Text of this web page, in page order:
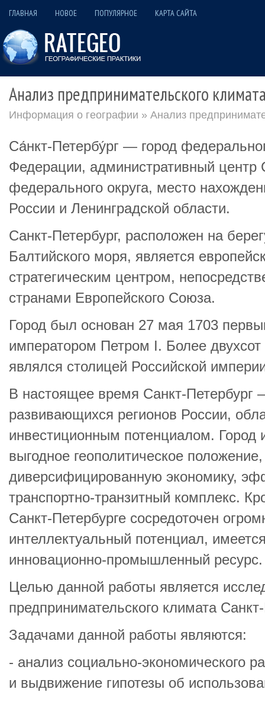
ГЛАВНАЯ НОВОЕ ПОПУЛЯРНОЕ КАРТА САЙТА
Анализ предпринимательского
Информация о географии » Анализ
Са́нкт-Петербу́рг — город
Федерации, административный центр
федерального округа, место
России и Ленинградской области.
Санкт‑Петербург, расположен на
Балтийского моря, является
стратегическим центром,
странами Европейского Союза.
Город был основан 27 мая 1703
императором Петром I. Более двухсот
являлся столицей Российской
В настоящее время Санкт‑Петербург
развивающихся регионов России,
инвестиционным потенциалом. Город
выгодное геополитическое
диверсифицированную экономику,
транспортно‑транзитный комплекс.
Санкт‑Петербурге сосредоточен
интеллектуальный потенциал,
инновационно‑промышленный ресурс.
Целью данной работы является
предпринимательского климата
Задачами данной работы являются:
- анализ социально-экономического
и выдвижение гипотезы об